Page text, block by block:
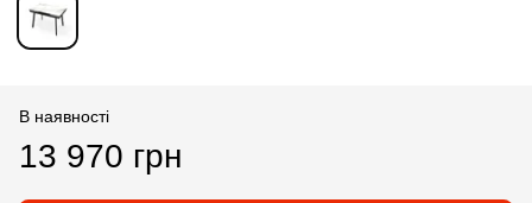
В наявності
13 970 грн